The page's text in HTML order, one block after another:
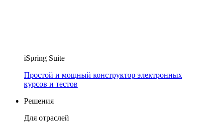
iSpring Suite
Простой и мощный конструктор электронных
курсов и тестов
Решения
Для отраслей